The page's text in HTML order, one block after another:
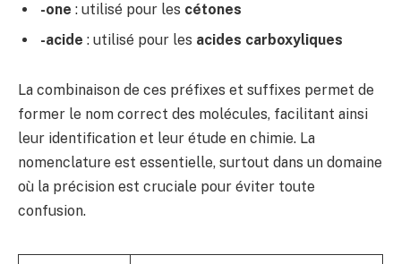
-one : utilisé pour les cétones
-acide : utilisé pour les acides carboxyliques
La combinaison de ces préfixes et suffixes permet de
former le nom correct des molécules, facilitant ainsi
leur identification et leur étude en chimie. La
nomenclature est essentielle, surtout dans un domaine
où la précision est cruciale pour éviter toute
confusion.